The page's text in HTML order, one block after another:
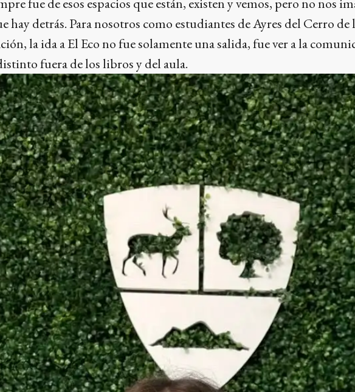
hay detrás. Para nosotros como estudiantes de Ayres del Cerro
la ida a El Eco no fue solamente una salida, fue ver a la
fuera de los libros y del aula.